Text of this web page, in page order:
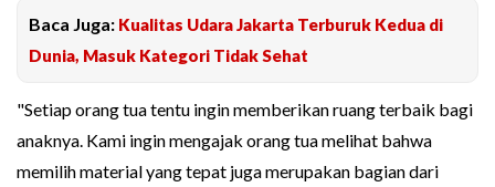
Baca Juga: Kualitas Udara Jakarta Terburuk Kedua di
Dunia, Masuk Kategori Tidak Sehat
"Setiap orang tua tentu ingin memberikan ruang terbaik bagi
anaknya. Kami ingin mengajak orang tua melihat bahwa
memilih material yang tepat juga merupakan bagian dari